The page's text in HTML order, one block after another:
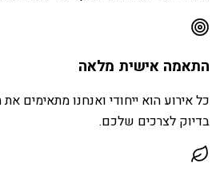
התאמה אישית מלאה
כל אירוע הוא ייחודי ואנחנו מתאימים
בדיוק לצרכים שלכם.